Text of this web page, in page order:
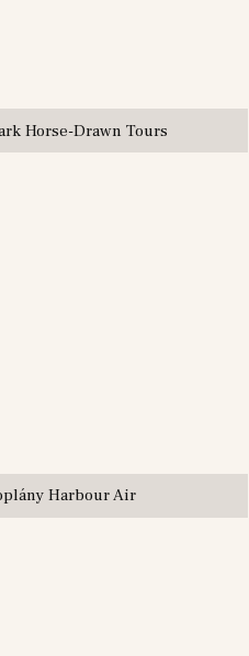
Horse-Drawn Tours
Harbour Air